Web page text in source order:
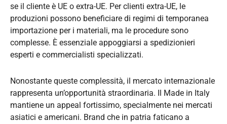
se il cliente è UE o extra-UE. Per clienti extra-UE, le
produzioni possono beneficiare di regimi di temporanea
importazione per i materiali, ma le procedure sono
complesse. È essenziale appoggiarsi a spedizionieri
esperti e commercialisti specializzati.
Nonostante queste complessità, il mercato internazionale
rappresenta un’opportunità straordinaria. Il Made in Italy
mantiene un appeal fortissimo, specialmente nei mercati
asiatici e americani. Brand che in patria faticano a